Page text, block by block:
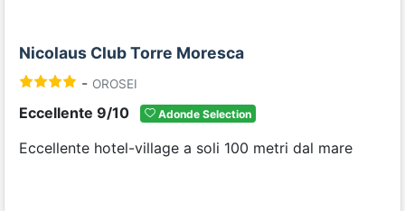
Nicolaus Club Torre Moresca
- OROSEI
Eccellente 9/10 Adonde Selection
Eccellente hotel-village a soli 100 metri dal mare